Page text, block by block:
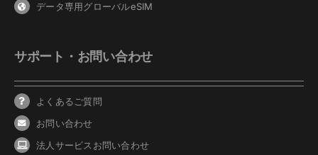
データ専用グローバルeSIM
サポート・お問い合わせ
よくあるご質問
お問い合わせ
法人サービスお問い合わせ